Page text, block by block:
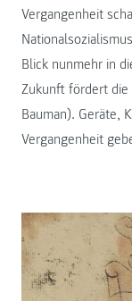
Vergangenheit
Blick nunmehr in
Zukunft fördert die
Bauman). Geräte,
Vergangenheit